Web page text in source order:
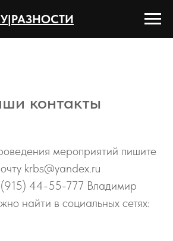
контакты
мероприятий пишите
krbs@yandex.ru
44-55-777 Владимир
найти в социальных сетях: